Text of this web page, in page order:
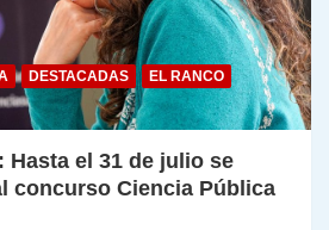
DESTACADAS
EL RANCO
Hasta el 31 de julio se
concurso Ciencia Pública